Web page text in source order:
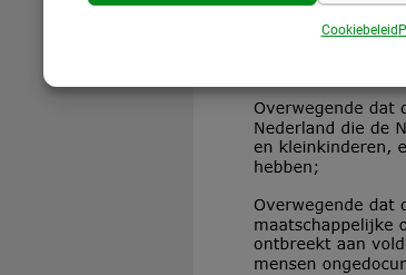
Cookiebeleid